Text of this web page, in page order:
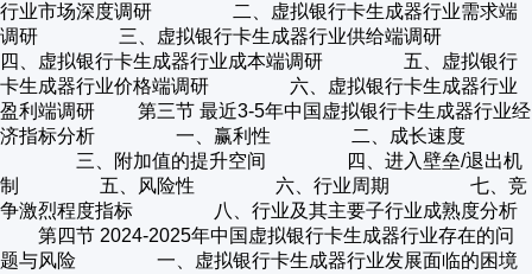
行业市场深度调研 二、虚拟银行卡生成器行业需求端
调研 三、虚拟银行卡生成器行业供给端调研
四、虚拟银行卡生成器行业成本端调研 五、虚拟银行
卡生成器行业价格端调研 六、虚拟银行卡生成器行业
盈利端调研 第三节 最近3-5年中国虚拟银行卡生成器行业经
济指标分析 一、赢利性 二、成长速度
三、附加值的提升空间 四、进入壁垒/退出机
制 五、风险性 六、行业周期 七、竞
争激烈程度指标 八、行业及其主要子行业成熟度分析
第四节 2024-2025年中国虚拟银行卡生成器行业存在的问
题与风险 一、虚拟银行卡生成器行业发展面临的困境